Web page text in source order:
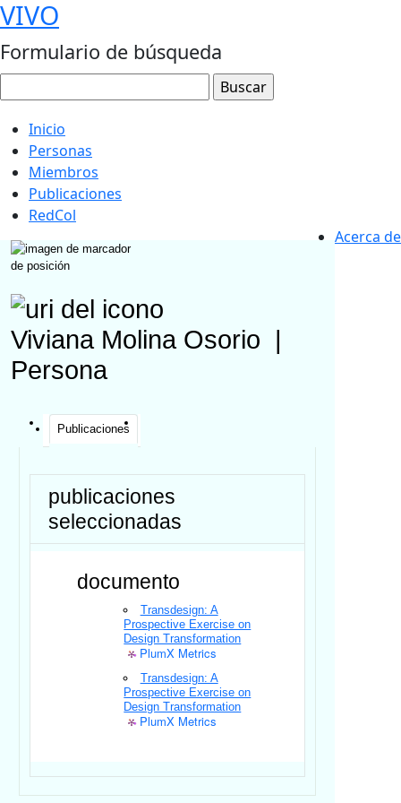
VIVO
Formulario de búsqueda
Inicio
Personas
Miembros
Publicaciones
RedCol
Acerca de
Viviana Molina Osorio
Persona
Publicaciones
publicaciones
seleccionadas
documento
Transdesign: A
Prospective Exercise on
Design Transformation
PlumX Metrics
Transdesign: A
Prospective Exercise on
Design Transformation
PlumX Metrics